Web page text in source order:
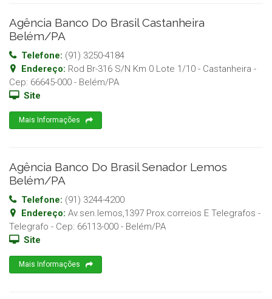
Agência Banco Do Brasil Castanheira
Belém/PA
Telefone: (91) 3250-4184
Endereço: Rod Br-316 S/N Km 0 Lote 1/10 - Castanheira -
Cep: 66645-000 - Belém/PA
Site
Mais Informações
Agência Banco Do Brasil Senador Lemos
Belém/PA
Telefone: (91) 3244-4200
Endereço: Av.sen.lemos,1397 Prox.correios E Telegrafos -
Telegrafo - Cep: 66113-000 - Belém/PA
Site
Mais Informações